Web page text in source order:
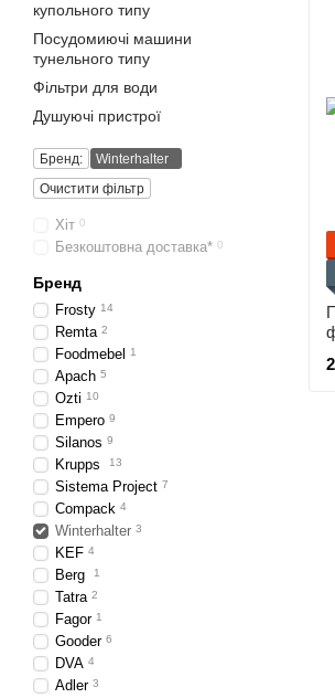
купольного типу
Посудомиючі машини
тунельного типу
Фільтри для води
Душуючі пристрої
Бренд:
Winterhalter
Очистити фільтр
Хіт 0
Безкоштовна доставка* 0
Бренд
Frosty 14
Remta 2
Foodmebel 1
Apach 5
Ozti 10
Empero 9
Silanos 9
Krupps 13
Sistema Project 7
Compack 4
Winterhalter 3
KEF 4
Berg 1
Tatra 2
Fagor 1
Gooder 6
DVA 4
Adler 3